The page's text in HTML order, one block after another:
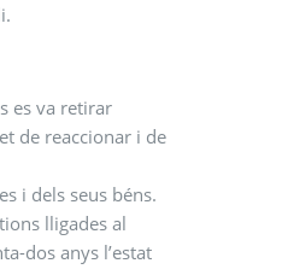
es va retirar
de reaccionar i de
i dels seus béns.
lligades al
dos anys l’estat